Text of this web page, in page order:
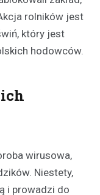
rolników jest
który jest
hodowców.
wirusowa,
Niestety,
i prowadzi do